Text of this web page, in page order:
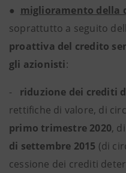
● miglioramento della
soprattutto a seguito
proattiva del credito
gli azionisti:
- riduzione dei crediti
rettifiche di valore, di
primo trimestre 2020,
di settembre 2015 (di
cessione dei crediti